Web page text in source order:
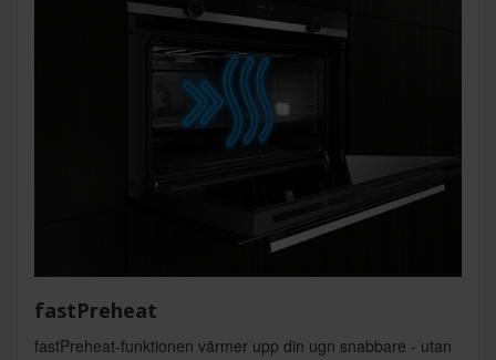
fastPreheat
fastPreheat-funktionen värmer upp din ugn snabbare - utan